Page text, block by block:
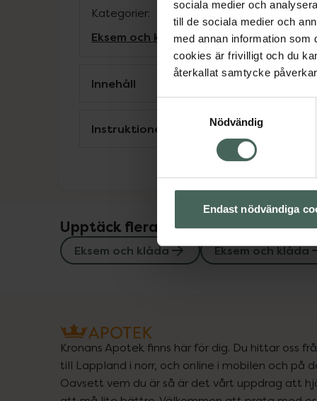
sociala medier och
till de sociala medier och
med annan information som
cookies är frivilligt och du
återkallat samtycke
Nödvändig
Endast nödvändiga
Kategorier:
Eksem och klådaEksem och klåda
Innehåll
Instruktioner
Upptäck flera produkter inom
Eksem och klåda Eksem och klåda
Kronans Apotek finns här för dig. Du hittar oss
till Lappland i norr, och online i mobilen och på
Oavsett vem du är så är det vårt uppdrag att